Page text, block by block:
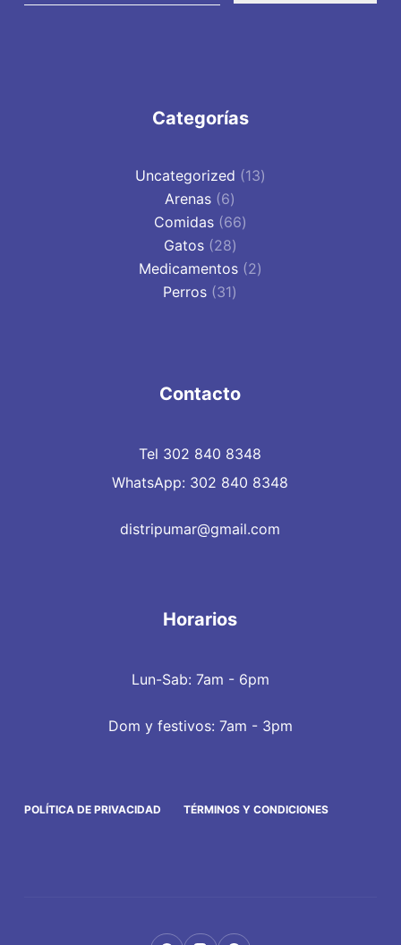
Categorías
Uncategorized 1313
Arenas 66
productos
Comidas 6666
Gatos 2828
productos
Medicamentos 22
Perros 3131
Contacto
Tel 302 840 8348
WhatsApp: 302 840 8348
distripumar@gmail.com
Horarios
Lun-Sab: 7am - 6pm
Dom y festivos: 7am - 3pm
POLÍTICA DE PRIVACIDAD TÉRMINOS Y CONDICIONES